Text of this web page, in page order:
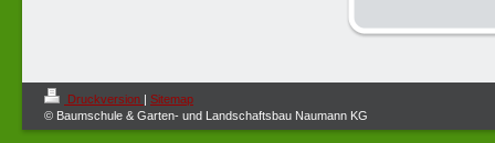
Druckversion | Sitemap
© Baumschule & Garten- und Landschaftsbau Naumann KG